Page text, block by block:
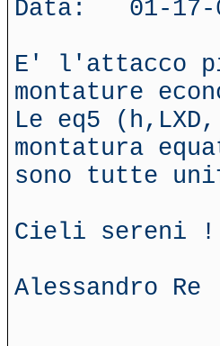
Data: 01-17-
E' l'attacco
montature
Le eq5
montatura
sono tutte
Cieli sereni !
Alessandro Re